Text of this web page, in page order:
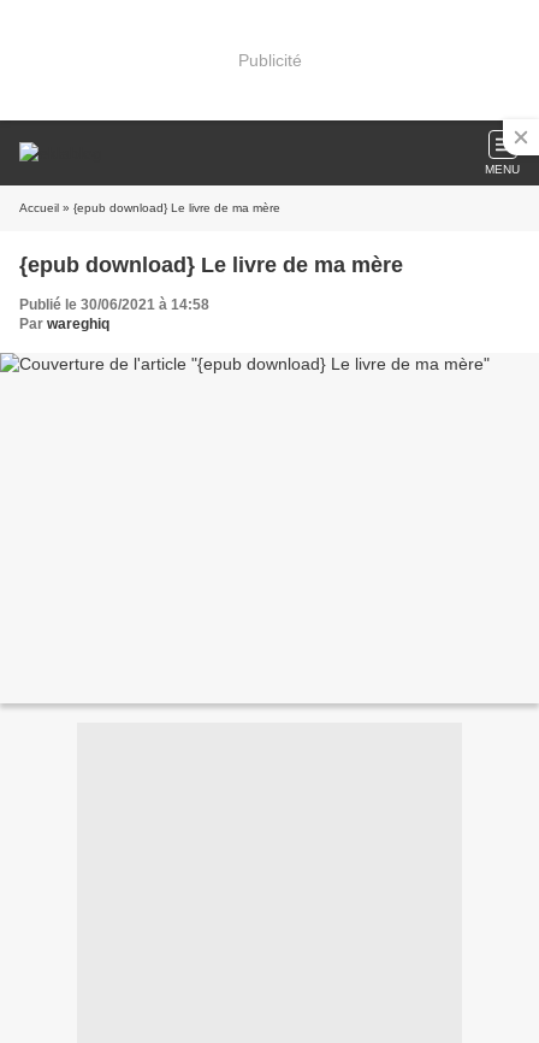
Publicité
MENU
Accueil » {epub download} Le livre de ma mère
{epub download} Le livre de ma mère
Publié le 30/06/2021 à 14:58
Par wareghiq